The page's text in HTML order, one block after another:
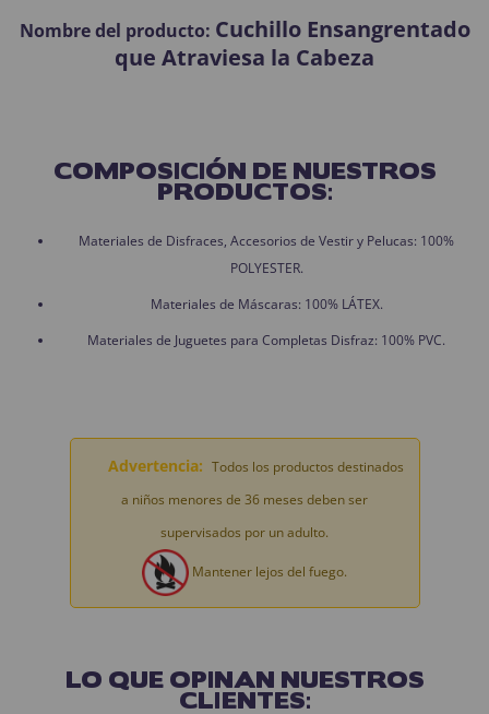
Nombre del producto: Cuchillo Ensangrentado
que Atraviesa la Cabeza
COMPOSICIÓN DE NUESTROS
PRODUCTOS:
Materiales de Disfraces, Accesorios de Vestir y Pelucas: 100%
POLYESTER.
Materiales de Máscaras: 100% LÁTEX.
Materiales de Juguetes para Completas Disfraz: 100% PVC.
Advertencia: Todos los productos destinados
a niños menores de 36 meses deben ser
supervisados por un adulto.
Mantener lejos del fuego.
LO QUE OPINAN NUESTROS
CLIENTES: